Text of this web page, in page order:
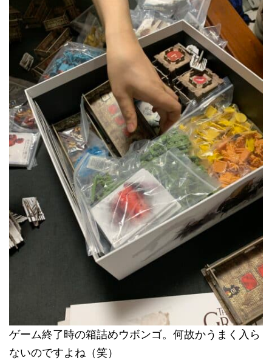
ゲーム終了時の箱詰めウボンゴ。何故かうまく入ら
ないのですよね（笑）